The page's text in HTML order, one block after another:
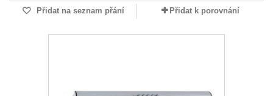
Přidat na seznam přání Přidat k porovnání